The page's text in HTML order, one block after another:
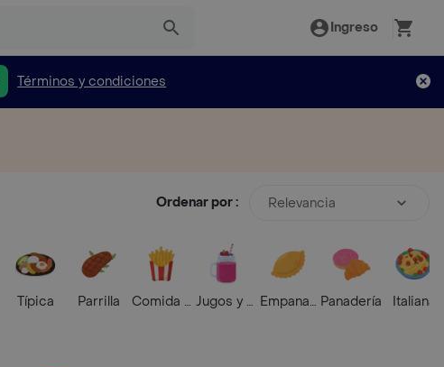
Ingreso
Términos y condiciones
Ordenar por : Relevancia
Típica Parrilla Comida RápidaJugos y BatidosEmpanadasPanadería Italiana